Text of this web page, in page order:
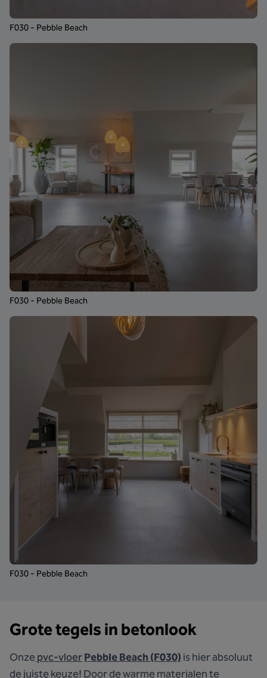
F030 - Pebble Beach
F030 - Pebble Beach
F030 - Pebble Beach
Grote tegels in betonlook
Onzepvc-vloerPebble Beach (F030) is hier absoluut
de juiste keuze! Door de warme materialen te